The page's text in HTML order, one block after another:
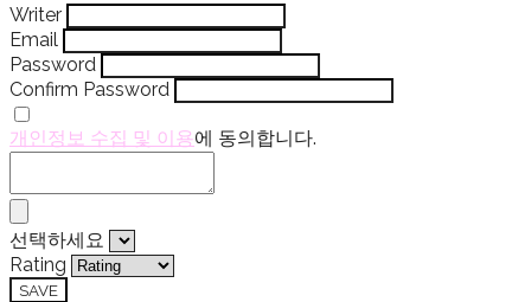
Writer
Email
Password
Confirm Password
개인정보 수집 및 이용에 동의합니다.
선택하세요
Rating
SAVE